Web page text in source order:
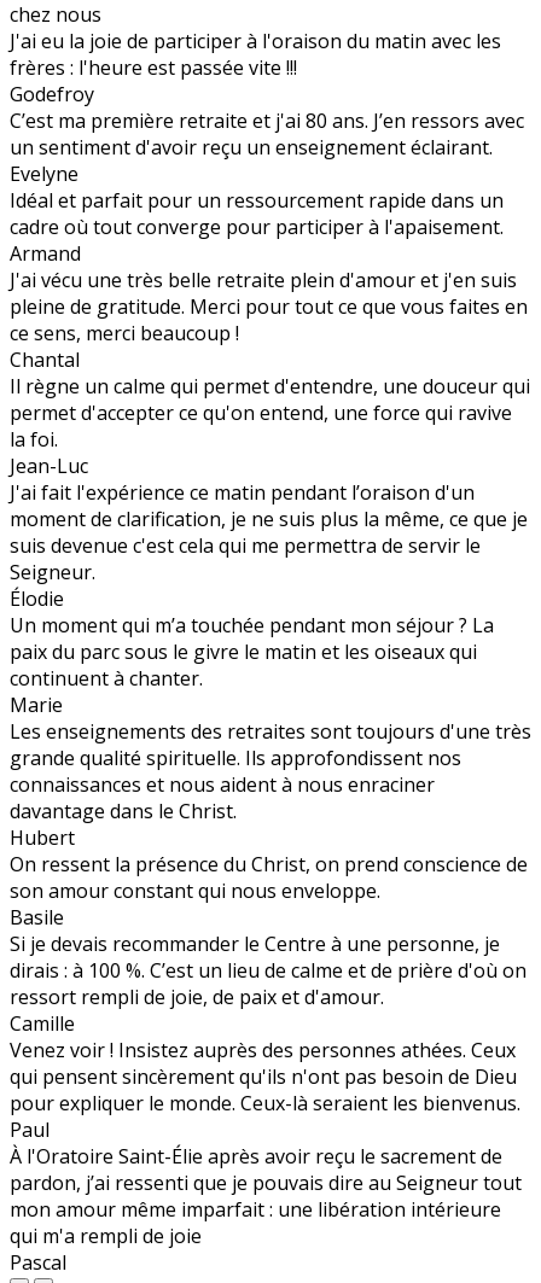
chez nous
J'ai eu la joie de participer à l'oraison du matin avec les
frères : l'heure est passée vite !!!
Godefroy
C’est ma première retraite et j'ai 80 ans. J’en ressors avec
un sentiment d'avoir reçu un enseignement éclairant.
Evelyne
Idéal et parfait pour un ressourcement rapide dans un
cadre où tout converge pour participer à l'apaisement.
Armand
J'ai vécu une très belle retraite plein d'amour et j'en suis
pleine de gratitude. Merci pour tout ce que vous faites en
ce sens, merci beaucoup !
Chantal
Il règne un calme qui permet d'entendre, une douceur qui
permet d'accepter ce qu'on entend, une force qui ravive
la foi.
Jean-Luc
J'ai fait l'expérience ce matin pendant l’oraison d'un
moment de clarification, je ne suis plus la même, ce que je
suis devenue c'est cela qui me permettra de servir le
Seigneur.
Élodie
Un moment qui m’a touchée pendant mon séjour ? La
paix du parc sous le givre le matin et les oiseaux qui
continuent à chanter.
Marie
Les enseignements des retraites sont toujours d'une très
grande qualité spirituelle. Ils approfondissent nos
connaissances et nous aident à nous enraciner
davantage dans le Christ.
Hubert
On ressent la présence du Christ, on prend conscience de
son amour constant qui nous enveloppe.
Basile
Si je devais recommander le Centre à une personne, je
dirais : à 100 %. C’est un lieu de calme et de prière d'où on
ressort rempli de joie, de paix et d'amour.
Camille
Venez voir ! Insistez auprès des personnes athées. Ceux
qui pensent sincèrement qu'ils n'ont pas besoin de Dieu
pour expliquer le monde. Ceux-là seraient les bienvenus.
Paul
À l'Oratoire Saint-Élie après avoir reçu le sacrement de
pardon, j’ai ressenti que je pouvais dire au Seigneur tout
mon amour même imparfait : une libération intérieure
qui m'a rempli de joie
Pascal